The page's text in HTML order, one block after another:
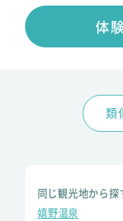
体
類
同じ観光地から探
嬉野温泉